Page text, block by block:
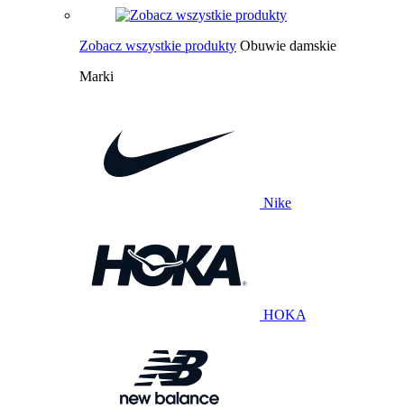
Zobacz wszystkie produkty Obuwie damskie
Marki
Nike
HOKA